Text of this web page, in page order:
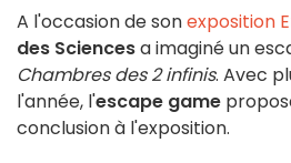
A l'occasion de sonexposition
des Sciencesa imaginé un
Chambres des 2 infinis. Avec
l'année, l'escape game
conclusion à l'exposition.